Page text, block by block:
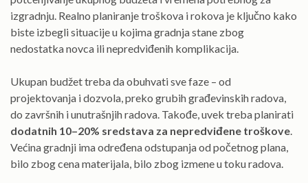
izgradnju. Realno planiranje troškova i rokova je ključno kako
biste izbegli situacije u kojima gradnja stane zbog
nedostatka novca ili nepredviđenih komplikacija.
Ukupan budžet treba da obuhvati sve faze – od
projektovanja i dozvola, preko grubih građevinskih radova,
do završnih i unutrašnjih radova. Takođe, uvek treba planirati
dodatnih 10–20% sredstava za nepredviđene troškove.
Većina gradnji ima određena odstupanja od početnog plana,
bilo zbog cena materijala, bilo zbog izmene u toku radova.